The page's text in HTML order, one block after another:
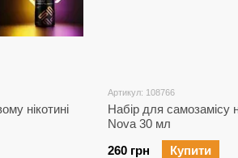
нікотині
Артикул: 108766
Набір для самозамісу
Nova 30 мл
260 грн
Купити